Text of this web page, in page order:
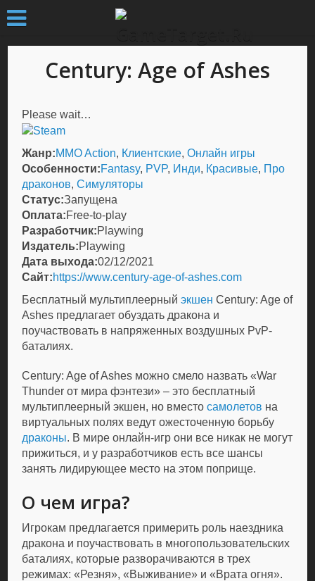
Century: Age of Ashes
Please wait…
Жанр:MMO Action, Клиентские,Онлайн игры
Особенности:Fantasy, PVP, Инди, Красивые, Про
драконов,Симуляторы
Статус:Запущена
Оплата:Free-to-play
Разработчик:Playwing
Издатель:Playwing
Дата выхода:02/12/2021
Сайт:https://www.century-age-of-ashes.com
Бесплатный мультиплеерныйэкшен Century: Age of
Ashes предлагает обуздать дракона и
поучаствовать в напряженных воздушных PvP-
баталиях.
Century: Age of Ashes можно смело назвать «War
Thunder от мира фэнтези» – это бесплатный
мультиплеерный экшен, но вместосамолетов на
виртуальных полях ведут ожесточенную борьбу
драконы. В мире онлайн-игр они все никак не могут
прижиться, и у разработчиков есть все шансы
занять лидирующее место на этом поприще.
О чем игра?
Игрокам предлагается примерить роль наездника
дракона и поучаствовать в многопользовательских
баталиях, которые разворачиваются в трех
режимах: «Резня», «Выживание» и «Врата огня».